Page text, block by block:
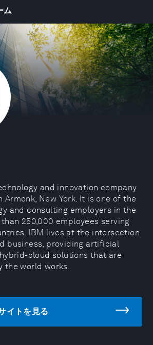
ム
and innovation company
New York. It is one of the
and consulting employers in the
250,000 employees serving
IBM lives at the intersection
business, providing artificial
cloud solutions that are
the world works.
イトを見る